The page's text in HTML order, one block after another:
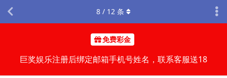
免费彩金
巨奖娱乐注册后绑定邮箱手机号姓名，联系客服送18
8 / 12 条